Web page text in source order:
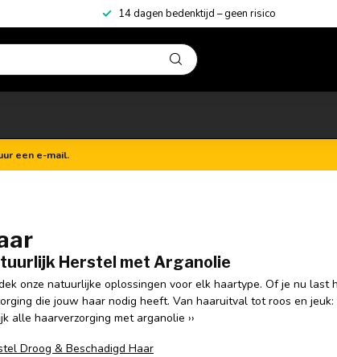
14 dagen bedenktijd – geen risico
een e-mail.
Herstel met Arganolie
onze natuurlijke oplossingen voor elk haartype. Of je nu
die jouw haar nodig heeft. Van haaruitval tot roos en
alle haarverzorging met arganolie ››
Droog & Beschadigd Haar